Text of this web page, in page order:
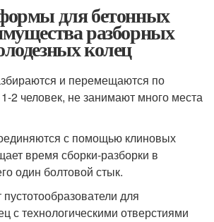
для бетонных
разборных
колец
и перемещаются по
2 человек, не занимают много места
с помощью клиновых
время сборки-разборки в
один болтовой стык.
для
с технологическими отверстиями